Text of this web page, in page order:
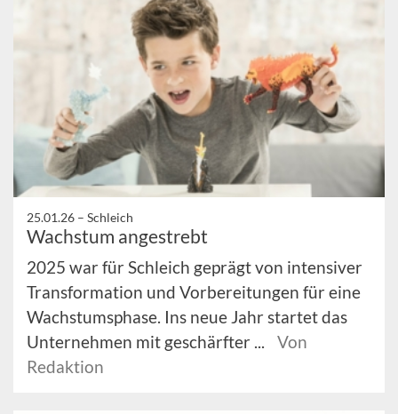
25.01.26 – Schleich
Wachstum angestrebt
2025 war für Schleich geprägt von intensiver
Transformation und Vorbereitungen für eine
Wachstumsphase. Ins neue Jahr startet das
Unternehmen mit geschärfter ...
Von
Redaktion